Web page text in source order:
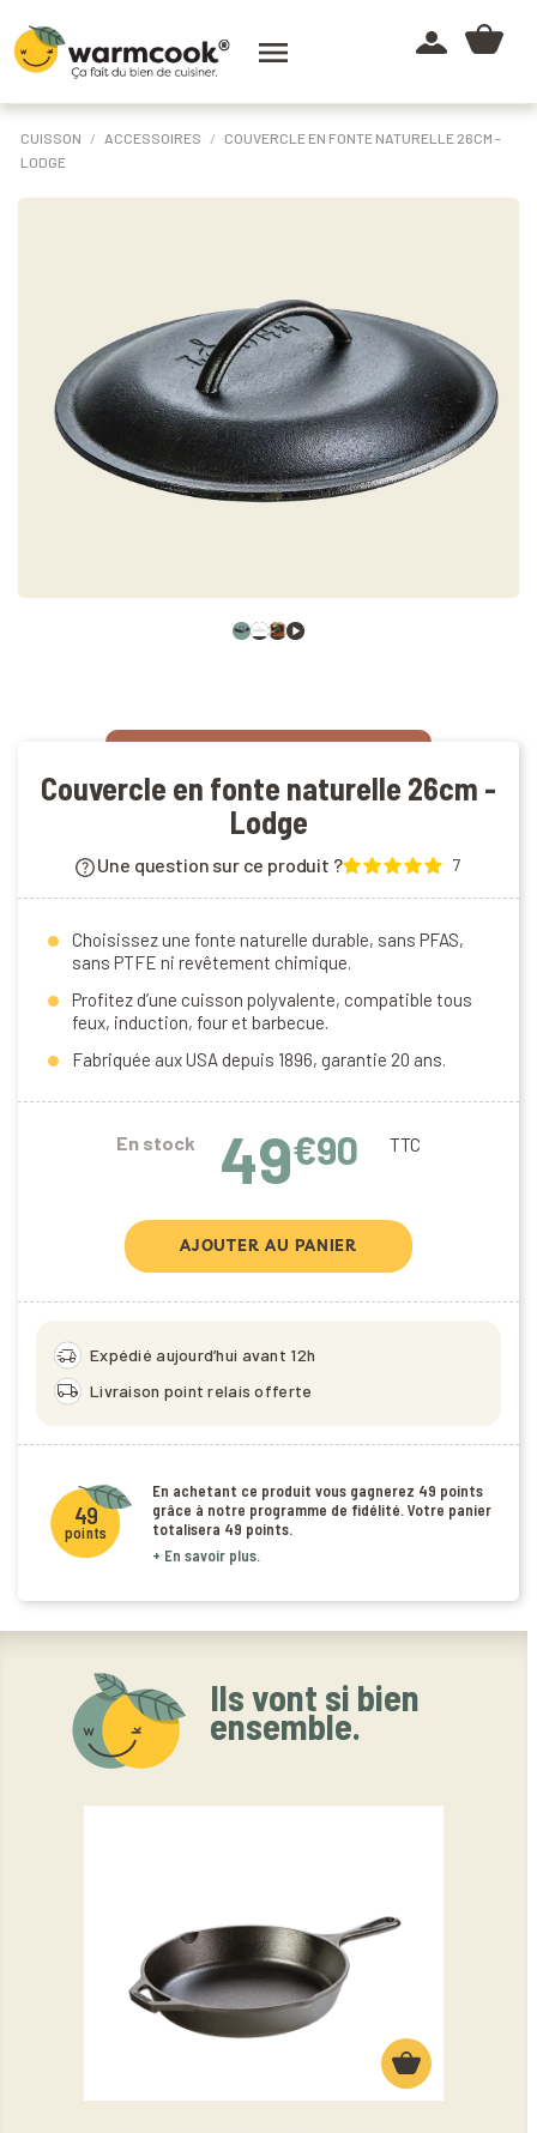

CUISSON ACCESSOIRES
COUVERCLE EN FONTE NATURELLE 26CM -
LODGE
Couvercle en fonte naturelle 26cm -
Lodge
Une question sur ce produit ? 7
Choisissez une fonte naturelle durable, sans PFAS,
sans PTFE ni revêtement chimique.
Profitez d’une cuisson polyvalente, compatible tous
feux, induction, four et barbecue.
Fabriquée aux USA depuis 1896, garantie 20 ans.
En stock 49€90 TTC
AJOUTER AU PANIER
delivery_truck_speed Expédié aujourd’hui avant 12h
local_shipping Livraison point relais offerte
49
points
En achetant ce produit vous gagnerez 49 points
grâce à notre programme de fidélité. Votre panier
totalisera 49 points.
+ En savoir plus.
Ils vont si bien
ensemble.